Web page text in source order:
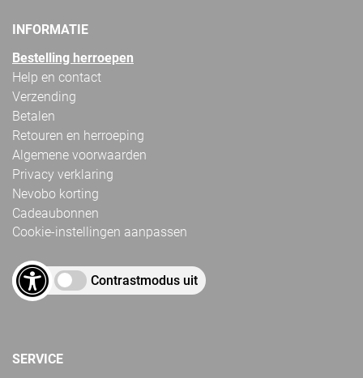
INFORMATIE
Bestelling herroepen
Help en contact
Verzending
Betalen
Retouren en herroeping
Algemene voorwaarden
Privacy verklaring
Nevobo korting
Cadeaubonnen
Cookie-instellingen aanpassen
Contrastmodus uit
SERVICE